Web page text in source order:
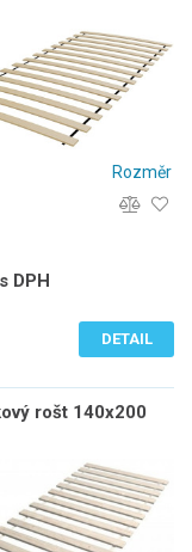
Rozměr
DPH
DETAIL
rošt 140x200